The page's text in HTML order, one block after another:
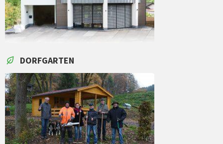
DORFGARTEN